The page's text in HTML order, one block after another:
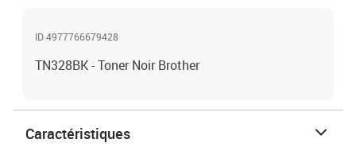
ID 4977766679428
TN328BK - Toner Noir Brother
Caractéristiques